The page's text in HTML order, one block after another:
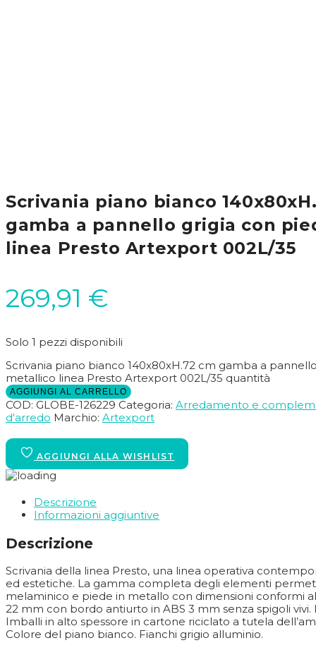
Scrivania piano bianco
gamba a pannello grigia con
linea Presto Artexport 002L/35
269,91 €
Solo 1 pezzi disponibili
Scrivania piano bianco 140x80xH.72 cm gamba a
metallico linea Presto Artexport 002L/35 quantità
AGGIUNGI AL CARRELLO
COD: GLOBE-126229 Categoria: Arredamento e
d'arredo Marchio: Artexport
Descrizione
Informazioni aggiuntive
Descrizione
Scrivania della linea Presto, una linea operativa
ed estetiche. La gamma completa degli elementi
melaminico e piede in metallo con dimensioni conformi
22 mm con bordo antiurto in ABS 3 mm senza spigoli
Imballi in alto spessore in cartone riciclato a tutela
Colore del piano bianco. Fianchi grigio alluminio.